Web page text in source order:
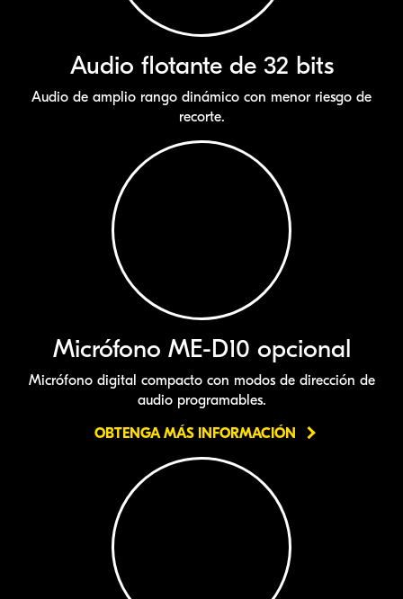
Audio flotante de 32 bits
Audio de amplio rango dinámico con menor riesgo de
recorte.
Micrófono ME-D10 opcional
Micrófono digital compacto con modos de dirección de
audio programables.
OBTENGA MÁS INFORMACIÓN